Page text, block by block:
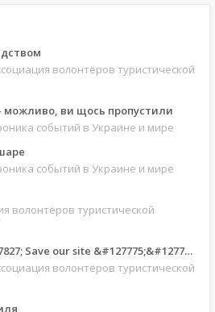
волонтёров туристической
- можливо, ви щось пропустили
событий в Украине и мире
событий в Украине и мире
волонтёров туристической
Save our site &#127775;&#127769;
волонтёров туристической